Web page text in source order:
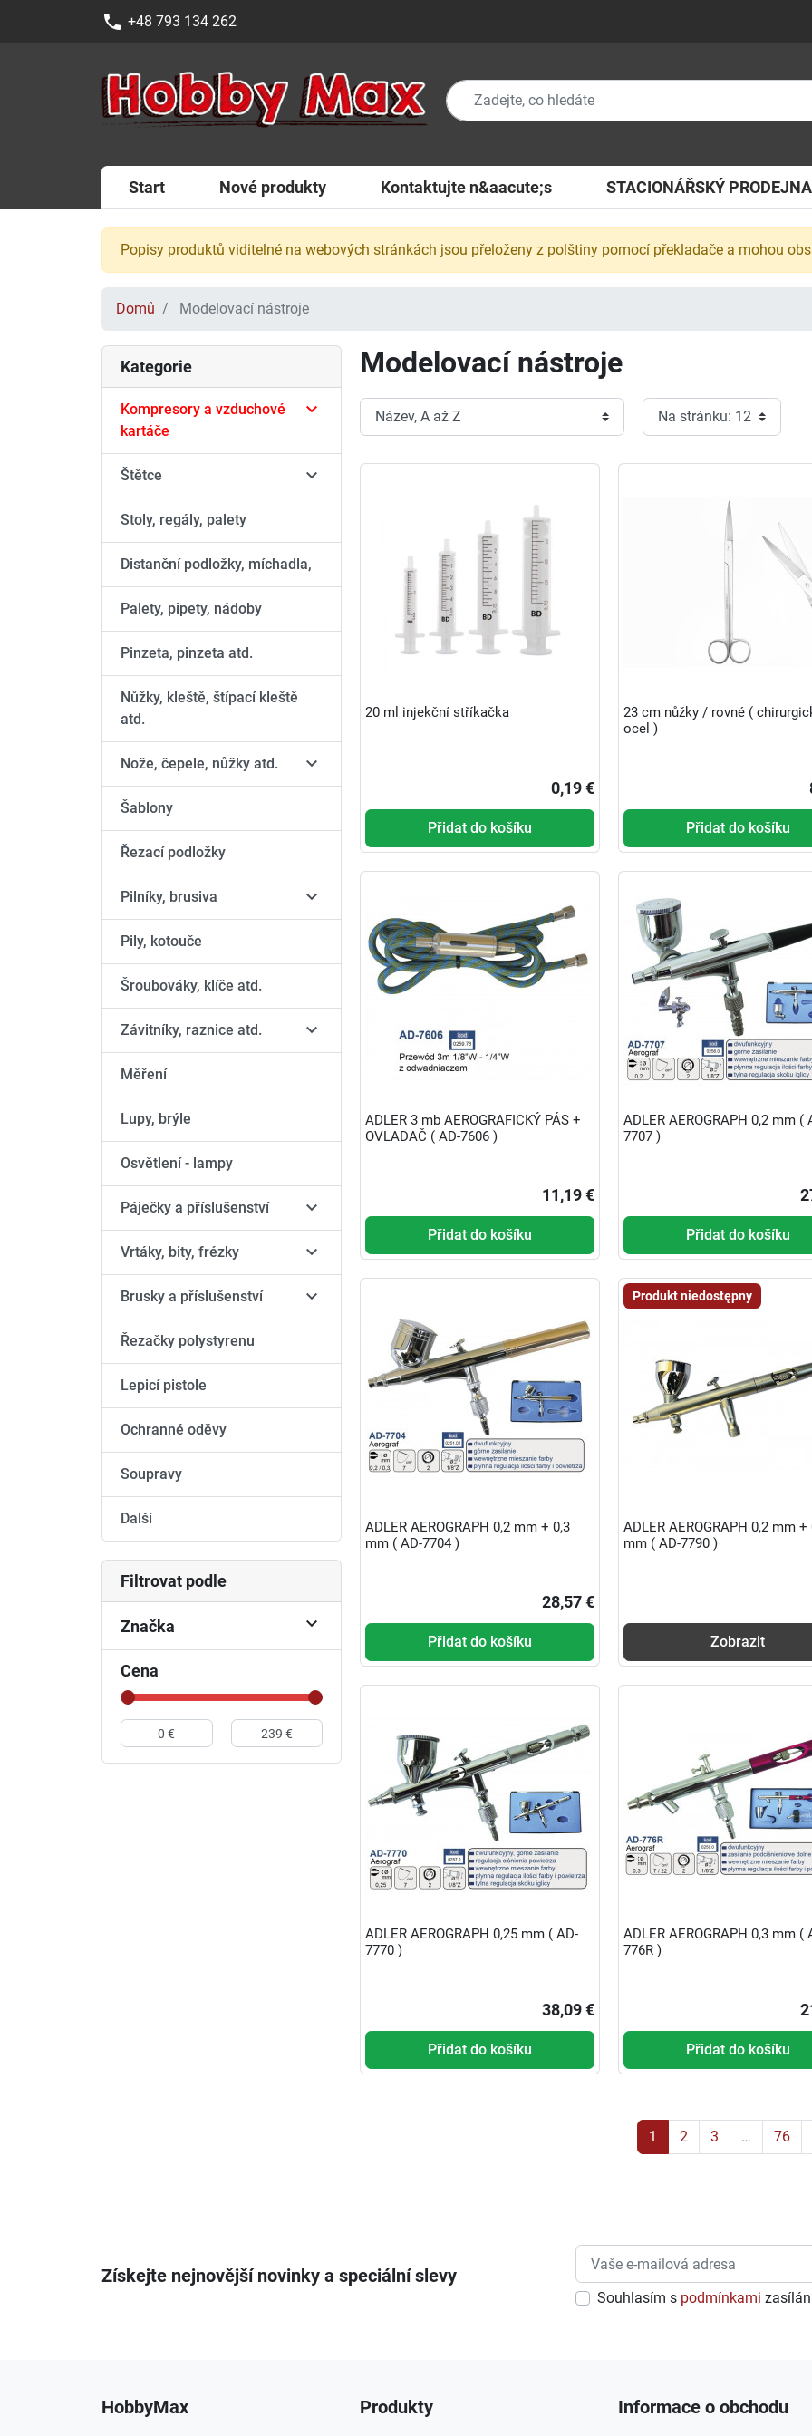
phone +48 793 134 262
Start Nové produkty Kontaktujte n&aacute;s STACIONÁŘSKÝ PRODEJNA
Popisy produktů viditelné na webových stránkách jsou přeloženy z polštiny pomocí překladače a mohou
Domů Modelovací nástroje
Kategorie
Kompresory a vzduchové
kartáče

Štětce 
Stoly, regály, palety
Distanční podložky, míchadla,
Palety, pipety, nádoby
Pinzeta, pinzeta atd.
Nůžky, kleště, štípací kleště
atd.
Nože, čepele, nůžky atd. 
Šablony
Řezací podložky
Pilníky, brusiva 
Pily, kotouče
Šroubováky, klíče atd.
Závitníky, raznice atd. 
Měření
Lupy, brýle
Osvětlení - lampy
Páječky a příslušenství 
Vrtáky, bity, frézky 
Brusky a příslušenství 
Řezačky polystyrenu
Lepicí pistole
Ochranné oděvy
Soupravy
Další
Filtrovat podle
Značka 
Cena
Modelovací nástroje
20 ml injekční stříkačka
0,19 €
Přidat do košíku
23 cm nůžky / rovné (
ocel )
Přidat do košíku
ADLER 3 mb AEROGRAFICKÝ PÁS +
OVLADAČ ( AD-7606 )
11,19 €
Přidat do košíku
ADLER AEROGRAPH 0,2 mm (
7707 )
Přidat do košíku
ADLER AEROGRAPH 0,2 mm + 0,3
mm ( AD-7704 )
28,57 €
Přidat do košíku
Produkt niedostępny
ADLER AEROGRAPH 0,2 mm +
mm ( AD-7790 )
Zobrazit
ADLER AEROGRAPH 0,25 mm ( AD-
7770 )
38,09 €
Přidat do košíku
ADLER AEROGRAPH 0,3 mm (
776R )
Přidat do košíku
1 2 3 … 76
Získejte nejnovější novinky a speciální slevy
Souhlasím s podmínkami
HobbyMax Produkty Informace o obchodu